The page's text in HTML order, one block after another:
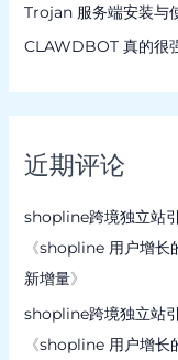
Trojan 服务端安装与
CLAWDBOT 真的很
近期评论
shopline跨境独立站
《shopline 用户增长
新增量》
shopline跨境独立站
《shopline 用户增长